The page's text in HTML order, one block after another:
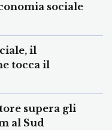
sociale
il
tocca il
supera gli
al Sud